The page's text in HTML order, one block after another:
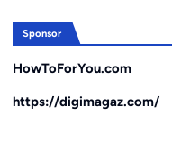
Sponsor
HowToForYou.com
https://digimagaz.com/